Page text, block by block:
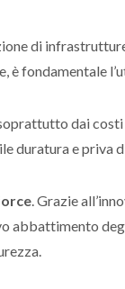
di
è fondamentale
dai
duratura e priva
. Grazie
abbattimento